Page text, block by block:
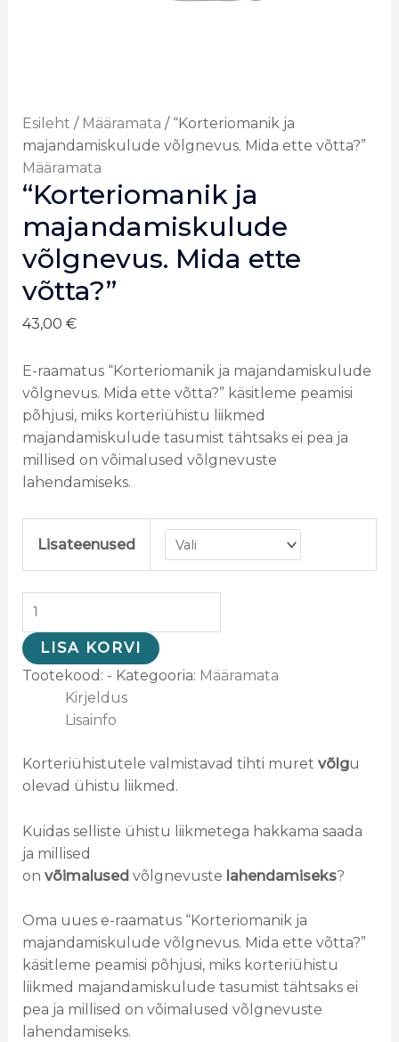
Esileht / Määramata / “Korteriomanik ja
majandamiskulude võlgnevus. Mida ette võtta?”
Määramata
“Korteriomanik ja
majandamiskulude
võlgnevus. Mida ette
võtta?”
43,00 €
E-raamatus “Korteriomanik ja majandamiskulude
võlgnevus. Mida ette võtta?” käsitleme peamisi
põhjusi, miks korteriühistu liikmed
majandamiskulude tasumist tähtsaks ei pea ja
millised on võimalused võlgnevuste
lahendamiseks.
Lisateenused
LISA KORVI
Tootekood: - Kategooria: Määramata
Kirjeldus
Lisainfo
Korteriühistutele valmistavad tihti muret võlgu
olevad ühistu liikmed.
Kuidas selliste ühistu liikmetega hakkama saada
ja millised
on võimalused võlgnevuste lahendamiseks?
Oma uues e-raamatus “Korteriomanik ja
majandamiskulude võlgnevus. Mida ette võtta?”
käsitleme peamisi põhjusi, miks korteriühistu
liikmed majandamiskulude tasumist tähtsaks ei
pea ja millised on võimalused võlgnevuste
lahendamiseks.